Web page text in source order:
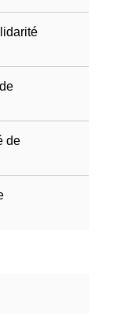
de